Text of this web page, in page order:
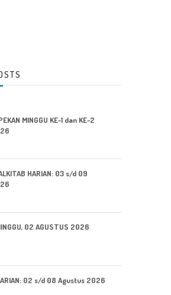
MINGGU KE-1 dan KE-2
HARIAN: 03 s/d 09
02 AGUSTUS 2026
02 s/d 08 Agustus 2026